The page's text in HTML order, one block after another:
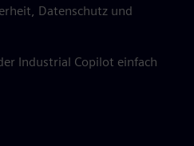
Datenschutz und
Industrial Copilot einfach